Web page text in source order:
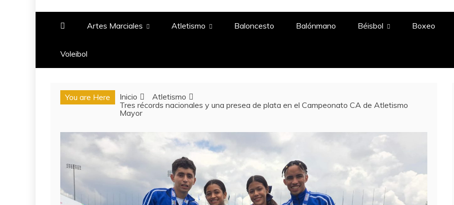
Artes Marciales Atletismo Baloncesto Balónmano Béisbol Boxeo
Voleibol​
You are Here Inicio
Atletismo
Tres récords nacionales y una presea de plata en el Campeonato CA de Atletismo
Mayor